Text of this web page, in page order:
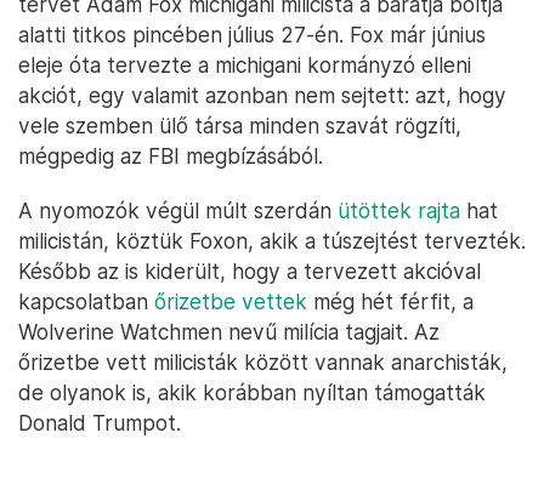
alatti titkos pincében július 27-én. Fox már június
eleje óta tervezte a michigani kormányzó elleni
akciót, egy valamit azonban nem sejtett: azt, hogy
vele szemben ülő társa minden szavát rögzíti,
mégpedig az FBI megbízásából.
A nyomozók végül múlt szerdán ütöttek rajta hat
milicistán, köztük Foxon, akik a túszejtést tervezték.
Később az is kiderült, hogy a tervezett akcióval
kapcsolatban őrizetbe vettek még hét férfit, a
Wolverine Watchmen nevű milícia tagjait. Az
őrizetbe vett milicisták között vannak anarchisták,
de olyanok is, akik korábban nyíltan támogatták
Donald Trumpot.